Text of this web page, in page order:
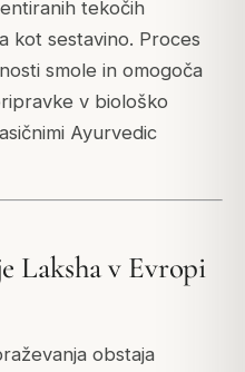
tekočih
kot sestavino. Proces
smole in omogoča
v biološko
Ayurvedic
Laksha v Evropi
obstaja